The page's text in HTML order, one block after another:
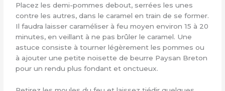
Placez les demi-pommes debout, serrées les unes
contre les autres, dans le caramel en train de se former.
Il faudra laisser caraméliser à feu moyen environ 15 à 20
minutes, en veillant à ne pas brûler le caramel. Une
astuce consiste à tourner légèrement les pommes ou
à ajouter une petite noisette de beurre Paysan Breton
pour un rendu plus fondant et onctueux.